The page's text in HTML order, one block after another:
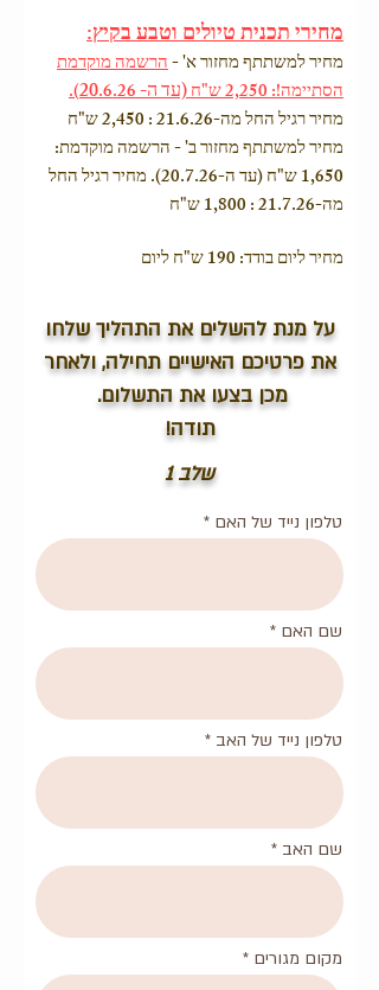
מחירי תכנית טיולים וטבע בקיץ:
מחיר למשתתף מחזור א' -הרשמה מוקדמת
הסתיימה!: 2,250 ש"ח
(עד ה- 20.6.26).
מחיר רגיל החל מה-21.6.26 : 2,450 ש"ח
מחיר למשתתף מחזור ב' - הרשמה מוקדמת:
1,650 ש"ח (עד ה-20.7.26). מחיר רגיל החל
מה-21.7.26 : 1,800 ש"ח
מחיר ליום בודד: 190 ש"ח ליום
על מנת להשלים את התהליך שלחו
את פרטיכם האישיים תחילה, ולאחר
מכן בצעו את התשלום.
תודה!
שלב 1
טלפון נייד של האם
שם האם
טלפון נייד של האב
שם האב
מקום מגורים